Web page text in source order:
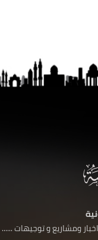
ومشاريع و توجيهات ......